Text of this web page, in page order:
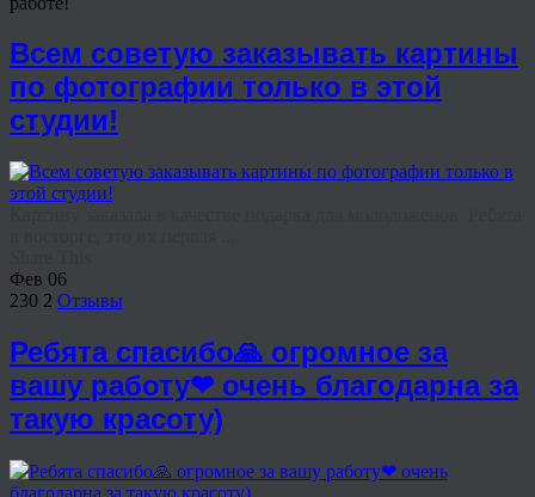
Всем советую заказывать картины
по фотографии только в этой
студии!
Фев 06
230 2 Отзывы
Ребята спасибо🙏 огромное за
вашу работу❤ очень благодарна за
такую красоту)